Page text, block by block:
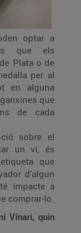
optar a
que els
Plata o de
per al
en alguna
que
de cada
sobre el
un vi, és
que
d’algun
impacte a
comprar-lo.
Vinari, quin